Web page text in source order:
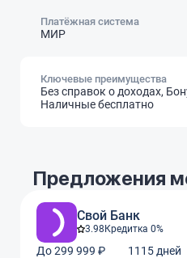
Платёжная система
МИР
Ключевые преимущества
Без справок о доходах,
Наличные бесплатно
Предложения
Свой Банк
3.98Кредитка 0%
До 299 999 ₽ 1115 дней